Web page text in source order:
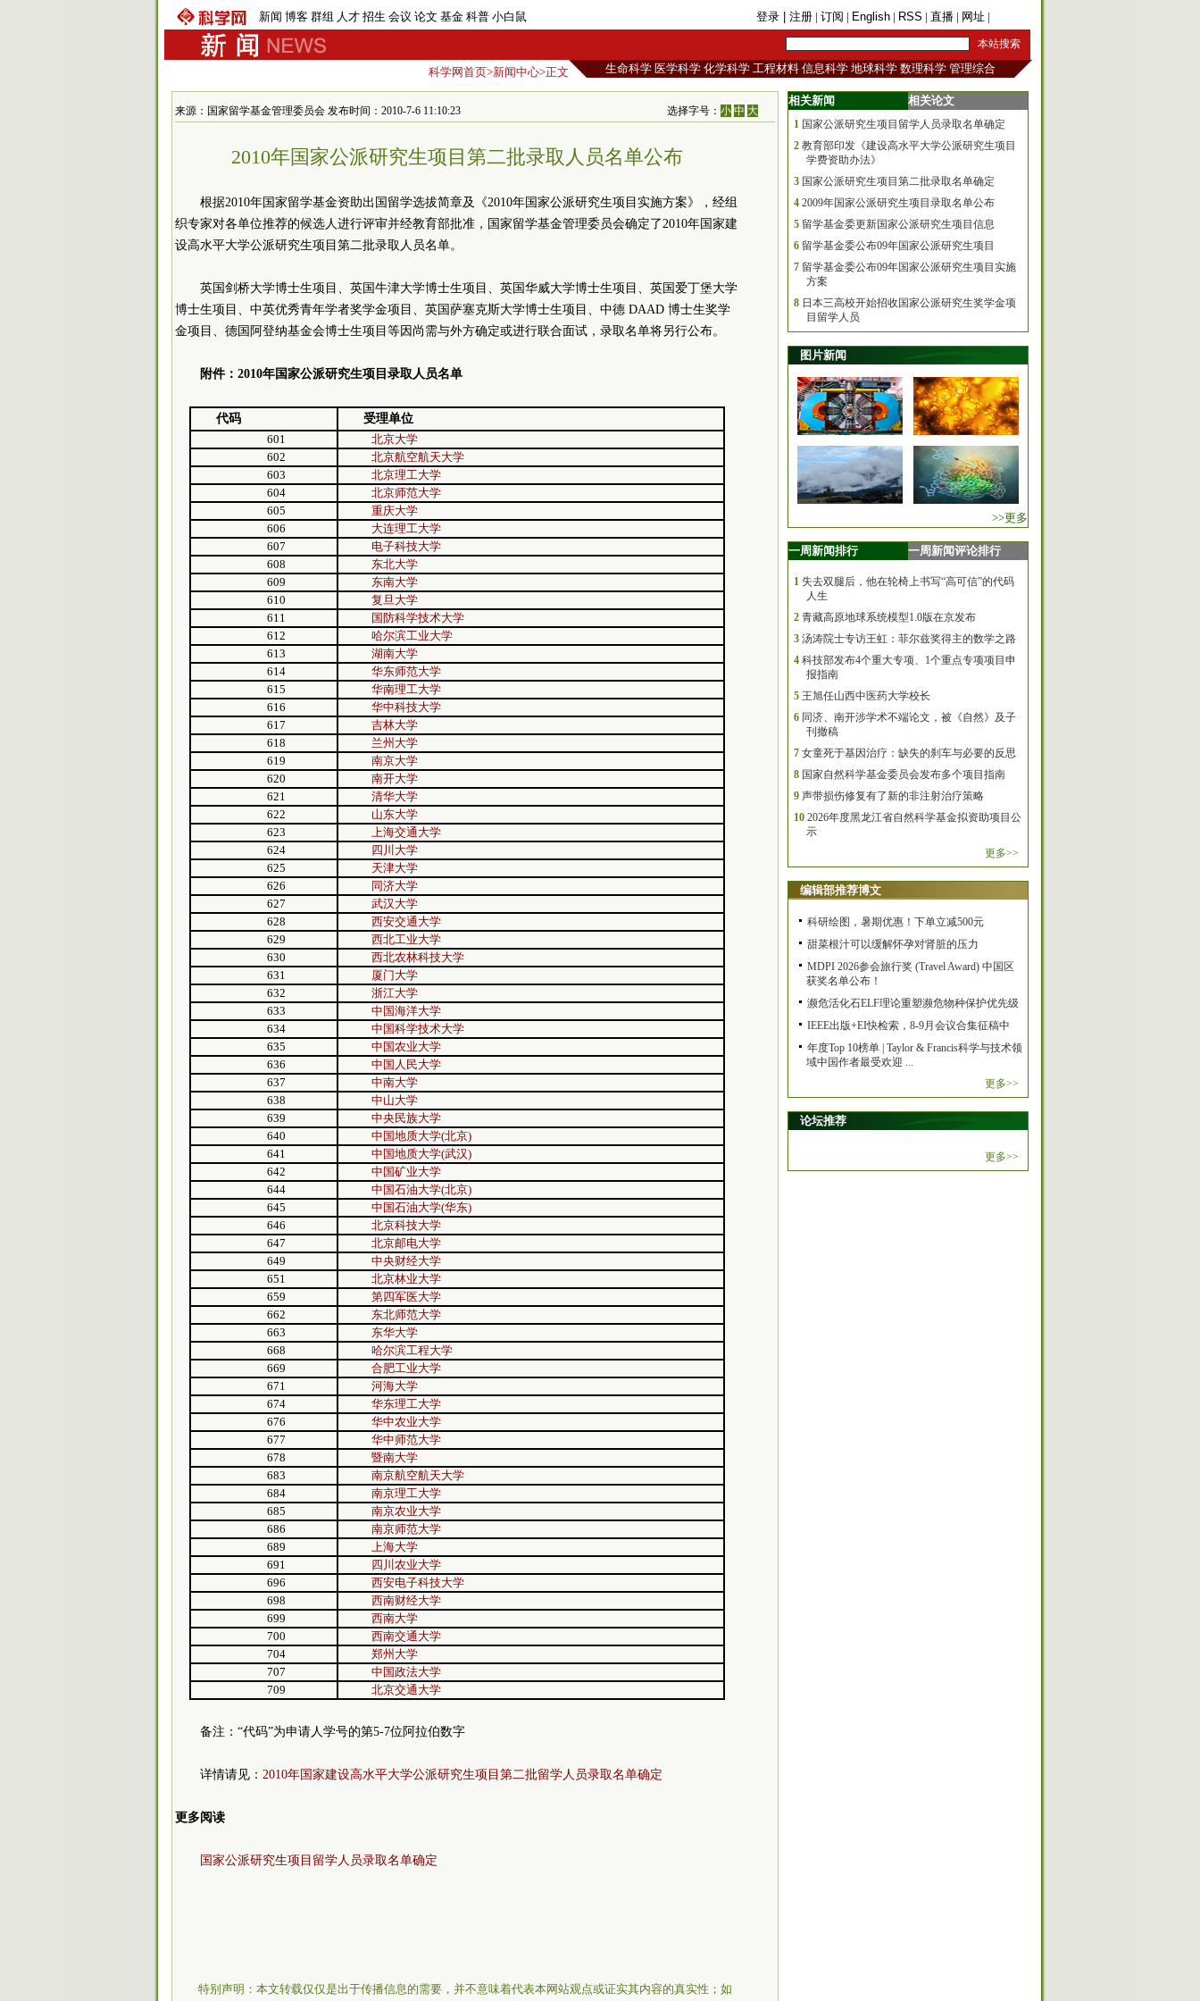
新闻 博客 群组 人才 招生 会议 论文 基金 科普 小白鼠 登录 | 注册 | 订阅 | English | RSS | 直播 | 网址 |
科学网首页>新闻中心>正文 生命科学 医学科学 化学科学 工程材料 信息科学 地球科学 数理科学 管理综合
来源：国家留学基金管理委员会 发布时间：2010-7-6 11:10:23 选择字号：小 中 大
2010年国家公派研究生项目第二批录取人员名单公布
根据2010年国家留学基金资助出国留学选拔简章及《2010年国家公派研究生项目实施方案》，经组
织专家对各单位推荐的候选人进行评审并经教育部批准，国家留学基金管理委员会确定了2010年国家建
设高水平大学公派研究生项目第二批录取人员名单。
英国剑桥大学博士生项目、英国牛津大学博士生项目、英国华威大学博士生项目、英国爱丁堡大学
博士生项目、中英优秀青年学者奖学金项目、英国萨塞克斯大学博士生项目、中德 DAAD 博士生奖学
金项目、德国阿登纳基金会博士生项目等因尚需与外方确定或进行联合面试，录取名单将另行公布。
附件：2010年国家公派研究生项目录取人员名单
代码
受理单位
601
北京大学
602
北京航空航天大学
603
北京理工大学
604
北京师范大学
605
重庆大学
606
大连理工大学
607
电子科技大学
608
东北大学
609
东南大学
610
复旦大学
611
国防科学技术大学
612
哈尔滨工业大学
613
湖南大学
614
华东师范大学
615
华南理工大学
616
华中科技大学
617
吉林大学
618
兰州大学
619
南京大学
620
南开大学
621
清华大学
622
山东大学
623
上海交通大学
624
四川大学
625
天津大学
626
同济大学
627
武汉大学
628
西安交通大学
629
西北工业大学
630
西北农林科技大学
631
厦门大学
632
浙江大学
633
中国海洋大学
634
中国科学技术大学
635
中国农业大学
636
中国人民大学
637
中南大学
638
中山大学
639
中央民族大学
640
中国地质大学(北京)
641
中国地质大学(武汉)
642
中国矿业大学
644
中国石油大学(北京)
645
中国石油大学(华东)
646
北京科技大学
647
北京邮电大学
649
中央财经大学
651
北京林业大学
659
第四军医大学
662
东北师范大学
663
东华大学
668
哈尔滨工程大学
669
合肥工业大学
671
河海大学
674
华东理工大学
676
华中农业大学
677
华中师范大学
678
暨南大学
683
南京航空航天大学
684
南京理工大学
685
南京农业大学
686
南京师范大学
689
上海大学
691
四川农业大学
696
西安电子科技大学
698
西南财经大学
699
西南大学
700
西南交通大学
704
郑州大学
707
中国政法大学
709
北京交通大学
备注：“代码”为申请人学号的第5-7位阿拉伯数字
详情请见： 2010年国家建设高水平大学公派研究生项目第二批留学人员录取名单确定
更多阅读
国家公派研究生项目留学人员录取名单确定
特别声明：本文转载仅仅是出于传播信息的需要，并不意味着代表本网站观点或证实其内容的真实性；如
相关新闻 相关论文
1 国家公派研究生项目留学人员录取名单确定
2 教育部印发《建设高水平大学公派研究生项目
学费资助办法》
3 国家公派研究生项目第二批录取名单确定
4 2009年国家公派研究生项目录取名单公布
5 留学基金委更新国家公派研究生项目信息
6 留学基金委公布09年国家公派研究生项目
7 留学基金委公布09年国家公派研究生项目实施
方案
8 日本三高校开始招收国家公派研究生奖学金项
目留学人员
图片新闻
>>更多
一周新闻排行 一周新闻评论排行
1 失去双腿后，他在轮椅上书写“高可信”的代码
人生
2 青藏高原地球系统模型1.0版在京发布
3 汤涛院士专访王虹：菲尔兹奖得主的数学之路
4 科技部发布4个重大专项、1个重点专项项目申
报指南
5 王旭任山西中医药大学校长
6 同济、南开涉学术不端论文，被《自然》及子
刊撤稿
7 女童死于基因治疗：缺失的刹车与必要的反思
8 国家自然科学基金委员会发布多个项目指南
9 声带损伤修复有了新的非注射治疗策略
10 2026年度黑龙江省自然科学基金拟资助项目公
示
更多>>
编辑部推荐博文
科研绘图，暑期优惠！下单立减500元
甜菜根汁可以缓解怀孕对肾脏的压力
MDPI 2026参会旅行奖 (Travel Award) 中国区
获奖名单公布！
濒危活化石ELF理论重塑濒危物种保护优先级
IEEE出版+EI快检索，8-9月会议合集征稿中
年度Top 10榜单 | Taylor & Francis科学与技术领
域中国作者最受欢迎 ...
更多>>
论坛推荐
更多>>